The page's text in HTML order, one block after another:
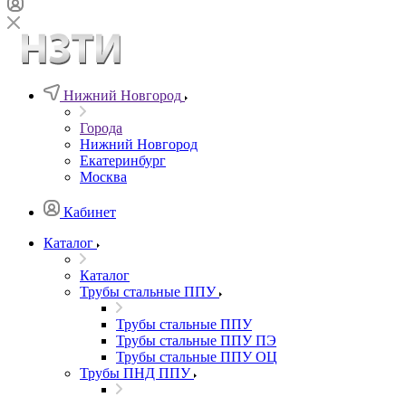
Нижний Новгород
Города
Нижний Новгород
Екатеринбург
Москва
Кабинет
Каталог
Каталог
Трубы стальные ППУ
Трубы стальные ППУ
Трубы стальные ППУ ПЭ
Трубы стальные ППУ ОЦ
Трубы ПНД ППУ